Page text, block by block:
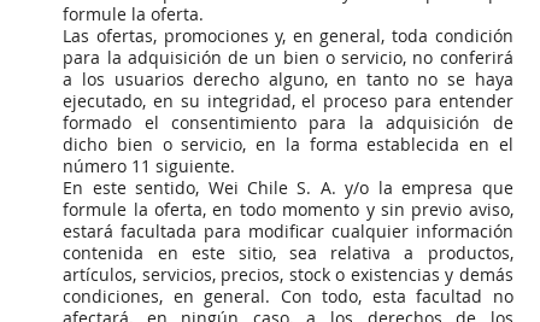
formule la oferta.
Las ofertas, promociones y, en general, toda condición
para la adquisición de un bien o servicio, no conferirá
a los usuarios derecho alguno, en tanto no se haya
ejecutado, en su integridad, el proceso para entender
formado el consentimiento para la adquisición de
dicho bien o servicio, en la forma establecida en el
número 11 siguiente.
En este sentido, Wei Chile S. A. y/o la empresa que
formule la oferta, en todo momento y sin previo aviso,
estará facultada para modificar cualquier información
contenida en este sitio, sea relativa a productos,
artículos, servicios, precios, stock o existencias y demás
condiciones, en general. Con todo, esta facultad no